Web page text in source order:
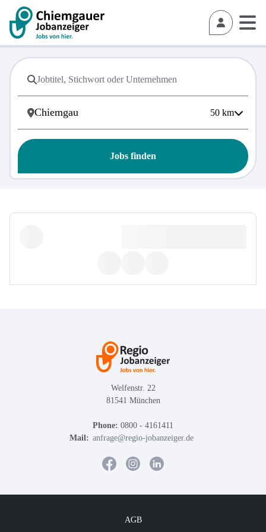
50 km
Jobs finden
Welfenstr. 22
81541 München
Phone: 0800 - 4161411
Mail: anfrage@regio-jobanzeiger.de
AGB